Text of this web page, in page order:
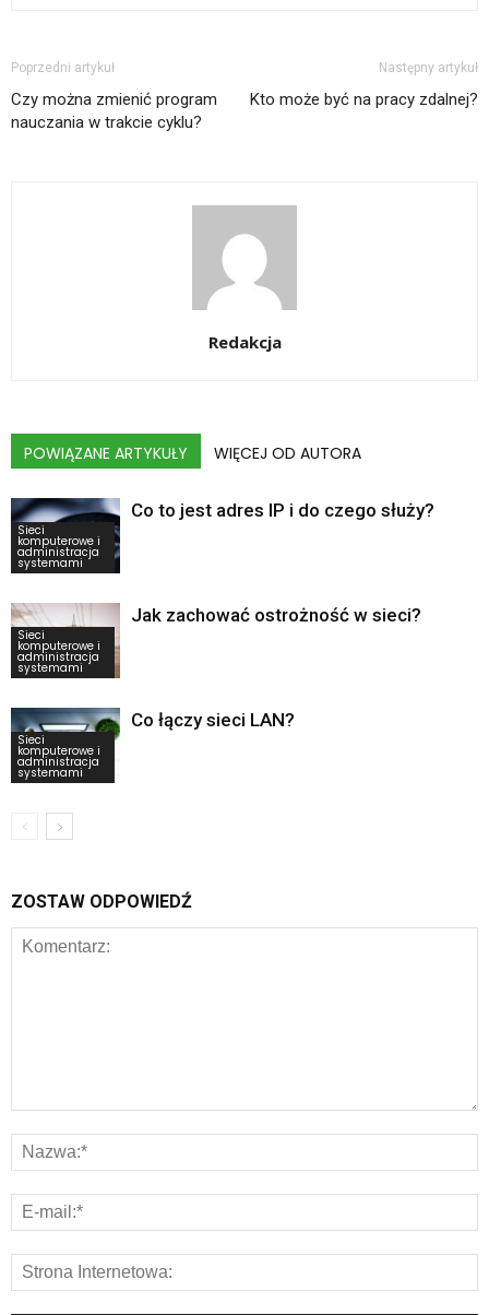
Poprzedni artykuł
Czy można zmienić program
nauczania w trakcie cyklu?
Następny artykuł
Kto może być na pracy zdalnej?
Redakcja
POWIĄZANE ARTYKUŁY WIĘCEJ OD AUTORA
Sieci
komputerowe i
administracja
systemami
Co to jest adres IP i do czego służy?
Sieci
komputerowe i
administracja
systemami
Jak zachować ostrożność w sieci?
Sieci
komputerowe i
administracja
systemami
Co łączy sieci LAN?
ZOSTAW ODPOWIEDŹ